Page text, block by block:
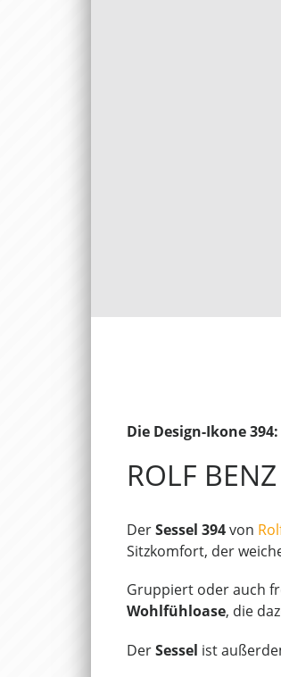
Die Design-Ikone 394:
ROLF
DerSessel 394von
Sitzkomfort, der
Gruppiert oder auch
Wohlfühloase, die
DerSessel ist